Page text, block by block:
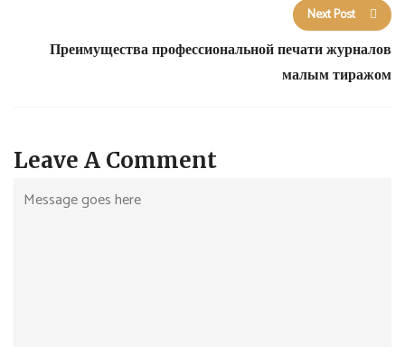
Next Post
Преимущества профессиональной печати журналов
малым тиражом
Leave A Comment